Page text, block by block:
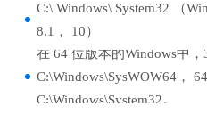
C:\ Windows\ System32 （
8.1， 10）
在 64 位版本的Windows中
C:\Windows\SysWOW64，
C:\Windows\System32。